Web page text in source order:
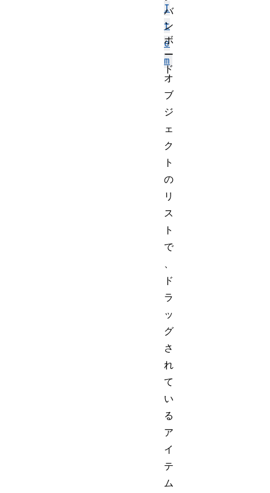
I
t
e
m
オ
ブ
ジ
ェ
ク
ト
の
リ
ス
ト
で
、
ド
ラ
ッ
グ
さ
れ
て
い
る
ア
イ
テ
ム
バ
ン
ボ
ー
ド